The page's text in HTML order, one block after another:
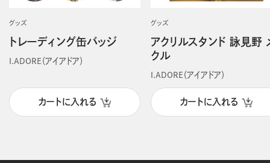
グッズ
トレーディング缶バッジ
I.ADORE（アイアドア）
カートに入れる
グッズ
アクリルスタンド 詠見野
クル
I.ADORE（アイアドア）
カートに入れる